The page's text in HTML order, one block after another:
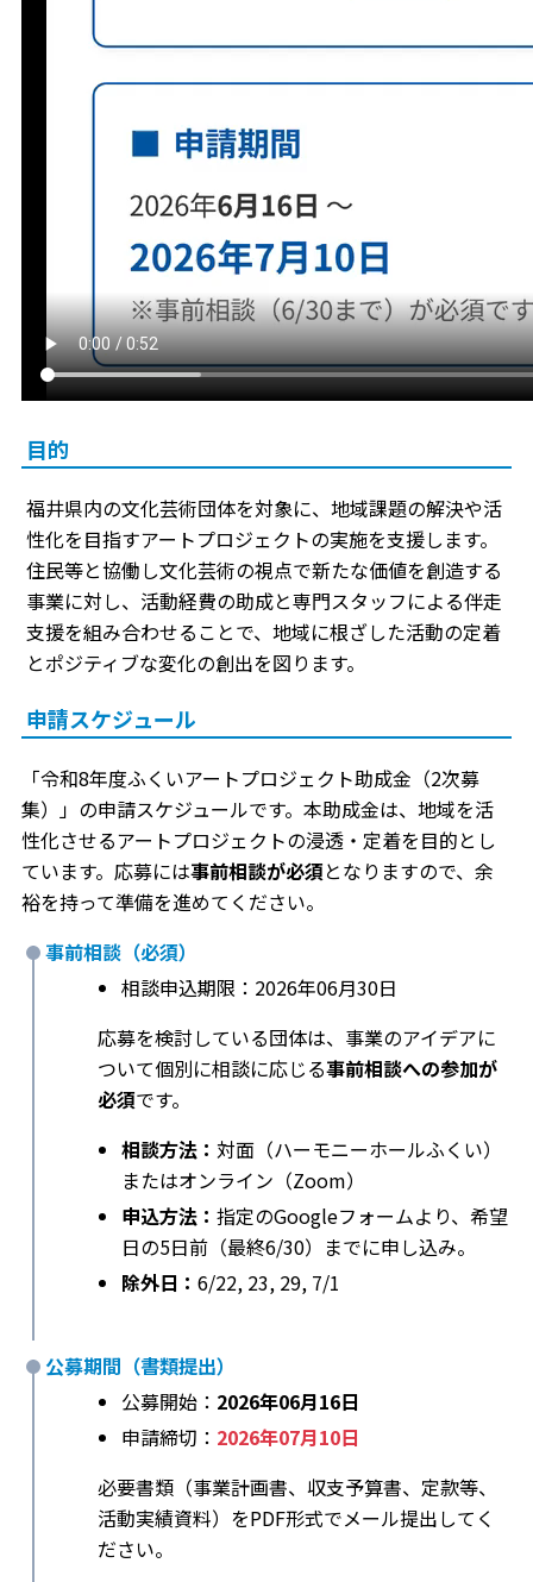
目的
福井県内の文化芸術団体を対象に、地域課題の解決や活
性化を目指すアートプロジェクトの実施を支援します。
住民等と協働し文化芸術の視点で新たな価値を創造する
事業に対し、活動経費の助成と専門スタッフによる伴走
支援を組み合わせることで、地域に根ざした活動の定着
とポジティブな変化の創出を図ります。
申請スケジュール
「令和8年度ふくいアートプロジェクト助成金（2次募
集）」の申請スケジュールです。本助成金は、地域を活
性化させるアートプロジェクトの浸透・定着を目的とし
ています。応募には事前相談が必須となりますので、余
裕を持って準備を進めてください。
事前相談（必須）
相談申込期限：2026年06月30日
応募を検討している団体は、事業のアイデアに
ついて個別に相談に応じる事前相談への参加が
必須です。
相談方法： 対面（ハーモニーホールふくい）
またはオンライン（Zoom）
申込方法： 指定のGoogleフォームより、希望
日の5日前（最終6/30）までに申し込み。
除外日： 6/22, 23, 29, 7/1
公募期間（書類提出）
公募開始： 2026年06月16日
申請締切： 2026年07月10日
必要書類（事業計画書、収支予算書、定款等、
活動実績資料）をPDF形式でメール提出してく
ださい。